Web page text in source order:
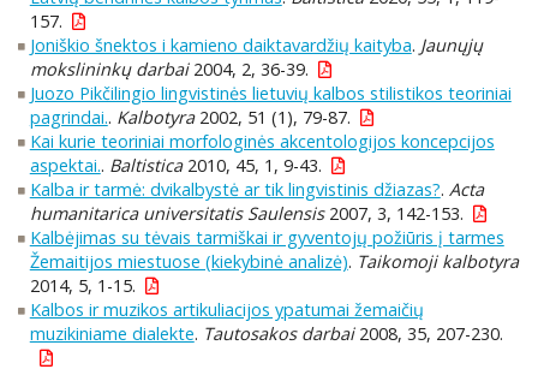
157.
Joniškio šnektos i kamieno daiktavardžių kaityba. Jaunųjų
mokslininkų darbai2004, 2, 36-39.
Juozo Pikčilingio lingvistinės lietuvių kalbos stilistikos teoriniai
pagrindai.. Kalbotyra2002, 51 (1), 79-87.
Kai kurie teoriniai morfologinės akcentologijos koncepcijos
aspektai.. Baltistica2010, 45, 1, 9-43.
Kalba ir tarmė: dvikalbystė ar tik lingvistinis džiazas?. Acta
humanitarica universitatis Saulensis2007, 3, 142-153.
Kalbėjimas su tėvais tarmiškai ir gyventojų požiūris į tarmes
Žemaitijos miestuose (kiekybinė analizė). Taikomoji kalbotyra
2014, 5, 1-15.
Kalbos ir muzikos artikuliacijos ypatumai žemaičių
muzikiniame dialekte. Tautosakos darbai2008, 35, 207-230.